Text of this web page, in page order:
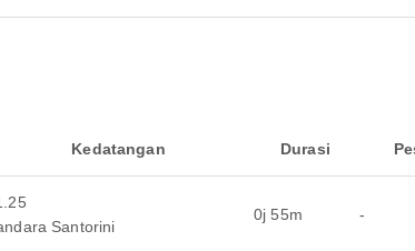
Kedatangan Durasi
Santorini
0j 55m -